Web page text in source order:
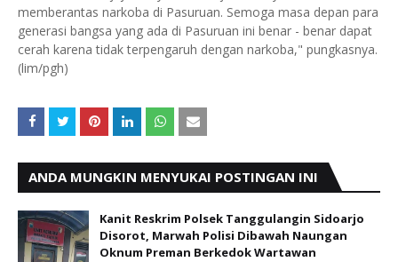
memberantas narkoba di Pasuruan. Semoga masa depan para
generasi bangsa yang ada di Pasuruan ini benar - benar dapat
cerah karena tidak terpengaruh dengan narkoba," pungkasnya.
(lim/pgh)
ANDA MUNGKIN MENYUKAI POSTINGAN INI
Kanit Reskrim Polsek Tanggulangin Sidoarjo
Disorot, Marwah Polisi Dibawah Naungan
Oknum Preman Berkedok Wartawan